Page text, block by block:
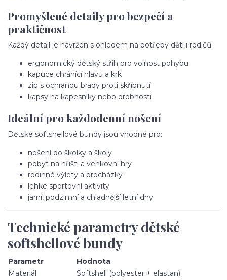
Promyšlené detaily pro bezpečí a
praktičnost
Každý detail je navržen s ohledem na potřeby dětí i rodičů:
ergonomický dětský střih pro volnost pohybu
kapuce chránící hlavu a krk
zip s ochranou brady proti skřípnutí
kapsy na kapesníky nebo drobnosti
Ideální pro každodenní nošení
Dětské softshellové bundy jsou vhodné pro:
nošení do školky a školy
pobyt na hřišti a venkovní hry
rodinné výlety a procházky
lehké sportovní aktivity
jarní, podzimní a chladnější letní dny
Technické parametry dětské
softshellové bundy
Parametr
Hodnota
Materiál
Softshell (polyester + elastan)